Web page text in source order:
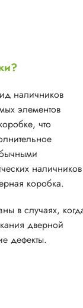
наличников
элементов
что
наличников
коробка.
в случаях,
дверной
дефекты.